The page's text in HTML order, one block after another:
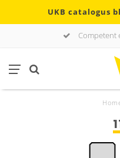
UKB catalogus
Competent